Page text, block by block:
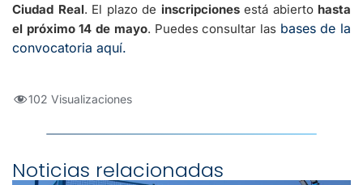
Ciudad Real. El plazo de inscripcionesestá abierto hasta
el próximo 14 de mayo. Puedes consultar las bases de la
convocatoria aquí.
102 Visualizaciones
Noticias relacionadas